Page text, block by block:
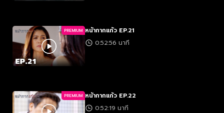
PREMIUM หน้ากากแก้ว EP.21
0:52:56 นาที
PREMIUM หน้ากากแก้ว EP.22
0:52:19 นาที